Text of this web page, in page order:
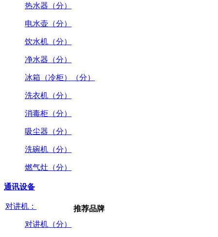
热水器（分）
电水壶（分）
饮水机（分）
净水器（分）
冰箱（冷柜）（分）
洗衣机（分）
消毒柜（分）
吸尘器（分）
洗碗机（分）
燃气灶（分）
通讯设备
对讲机：
对讲机（分）
推荐品牌